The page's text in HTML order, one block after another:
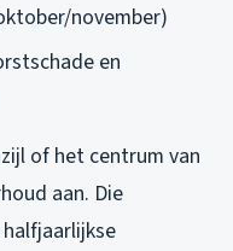
november)
en
of het centrum van
aan. Die